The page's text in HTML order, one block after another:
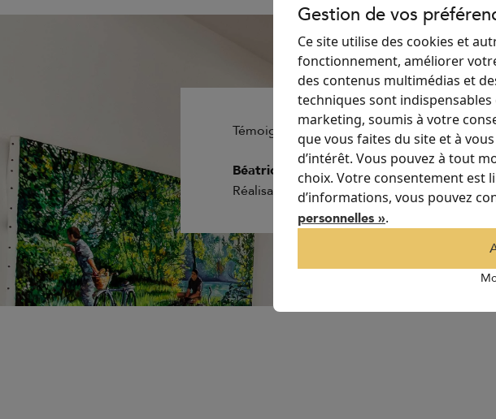
Témoignage client
Béatrice et Sylvain
Réalisation SOLARIA
Gestion de vos
Ce site utilise des cookies et
fonctionnement, améliorer
des contenus multimédias et
techniques sont
marketing, soumis à votre
que vous faites du site et à
d’intérêt. Vous pouvez à tout
choix. Votre consentement est
d’informations, vous pouvez
personnelles ».